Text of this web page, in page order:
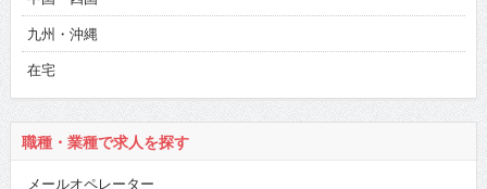
九州・沖縄
在宅
職種・業種で求人を探す
メールオペレーター